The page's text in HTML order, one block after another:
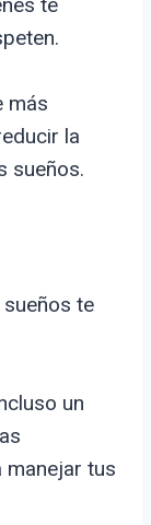
te
más
la
sueños.
te
un
manejar tus